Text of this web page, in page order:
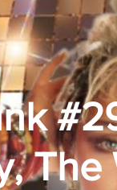
The